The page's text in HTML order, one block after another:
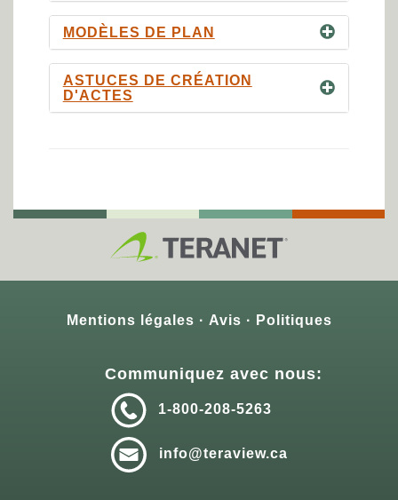
MODÈLES DE PLAN
ASTUCES DE CRÉATION
D'ACTES
Mentions légales Avis Politiques
Communiquez avec nous:
1-800-208-5263
info@teraview.ca